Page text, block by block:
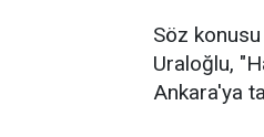
Söz
Uraloğlu,
Ankara'ya